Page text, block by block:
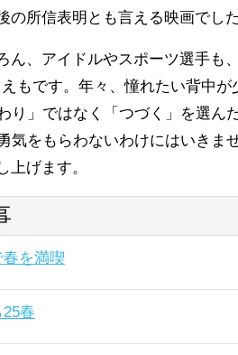
所信表明とも言える映画でした
ん、アイドルやスポーツ選手も
もです。年々、憧れたい背中
り」ではなく「つづく」を選ん
気をもらわないわけにはいきま
上げます。
を満喫
春